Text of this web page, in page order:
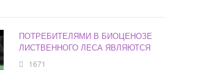
ПОТРЕБИТЕЛЯМИ В БИОЦЕНОЗЕ
ЛИСТВЕННОГО ЛЕСА ЯВЛЯЮТСЯ
1671